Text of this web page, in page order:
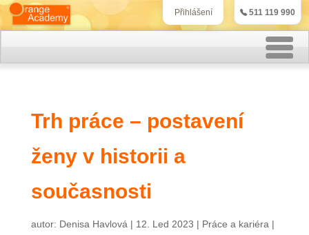
Přihlášení 511 119 990
Kurzy účetnictví
Kurzy personalistiky
Kurzy marketingu
IT kurzy
Trh práce – postavení
ženy v historii a
současnosti
autor: Denisa Havlová | 12. Led 2023 | Práce a kariéra |